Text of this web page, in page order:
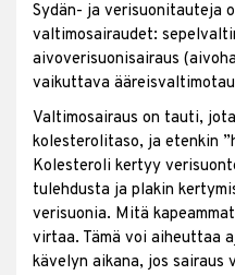
Sydän- ja verisuonitauteja
valtimosairaudet:
aivoverisuonisairaus
vaikuttava
Valtimosairaus on tauti,
kolesterolitaso, ja etenkin
Kolesteroli kertyy
tulehdusta ja plakin
verisuonia. Mitä
virtaa. Tämä voi aiheuttaa
kävelyn aikana, jos